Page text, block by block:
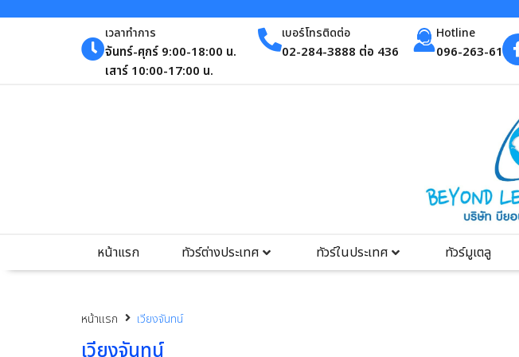
เวลาทำการ
จันทร์-ศุกร์ 9:00-18:00 น.
เสาร์ 10:00-17:00 น.
เบอร์โทรติดต่อ
02-284-3888 ต่อ 436
Hotline
096-263-6193
หน้าแรก ทัวร์ต่างประเทศ ทัวร์ในประเทศ ทัวร์มูเตลู
หน้าแรก เวียงจันทน์
เวียงจันทน์